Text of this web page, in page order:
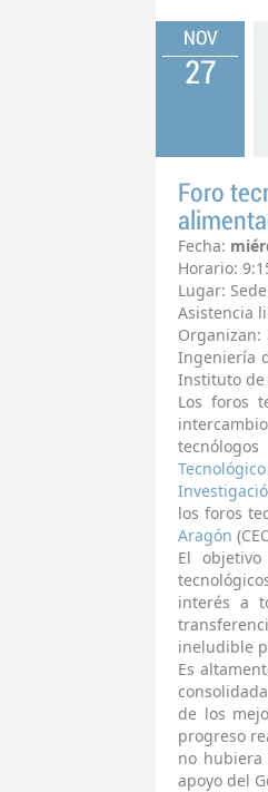
NOV
27
Foro
Fecha:
Horario:
Lugar:
Asistencia
Ingeniería
Instituto de
Los foros
Tecnológico
los foros
Aragón
El
interés a
ineludible
Es
de los
progreso
no hubiera
apoyo del